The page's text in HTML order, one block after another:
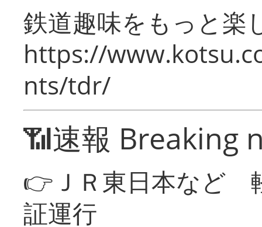
鉄道趣味をもっと楽
https://
nts/tdr/
📶速報 Breaking
👉ＪＲ東日本など
証運行